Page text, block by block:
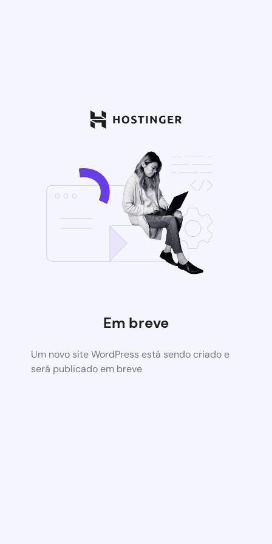
Em breve
Um novo site WordPress está sendo criado e
será publicado em breve